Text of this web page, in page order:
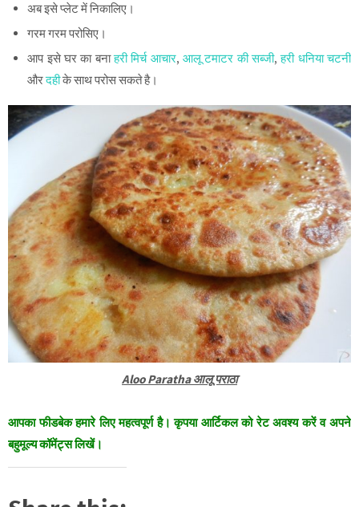
अब इसे प्लेट में निकालिए।
गरम गरम परोसिए।
आप इसे घर का बनाहरी मिर्च आचार,आलू टमाटर की सब्जी, हरी धनिया चटनी
औरदहीके साथ परोस सकते है।
Aloo Paratha आलू पराठा
आपका फीडबेक हमारे लिए महत्वपूर्ण है। कृपया आर्टिकल को रेट अवश्य करें व अपने
बहुमूल्य कॉमेंट्स लिखें।